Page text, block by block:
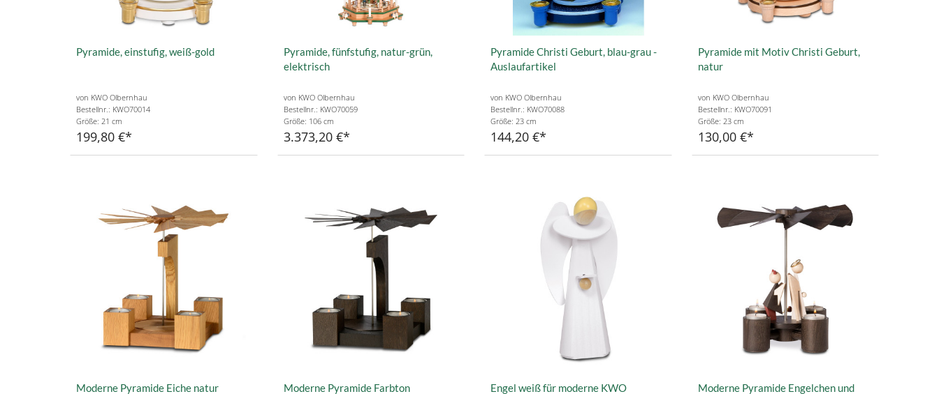
Pyramide, einstufig, weiß-gold
von KWO Olbernhau
Bestellnr.: KWO70014
Größe: 21 cm
199,80 €
Pyramide, fünfstufig, natur-grün,
elektrisch
von KWO Olbernhau
Bestellnr.: KWO70059
Größe: 106 cm
3.373,20 €
Pyramide Christi Geburt, blau-grau -
Auslaufartikel
von KWO Olbernhau
Bestellnr.: KWO70088
Größe: 23 cm
144,20 €
Pyramide mit Motiv Christi Geburt,
natur
von KWO Olbernhau
Bestellnr.: KWO70091
Größe: 23 cm
130,00 €
Moderne Pyramide Eiche natur
Moderne Pyramide Farbton
Engel weiß für moderne KWO
Moderne Pyramide Engelchen und